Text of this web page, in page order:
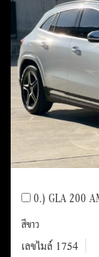
0.) GLA 200
สีขาว
เลขไมล์ 1754